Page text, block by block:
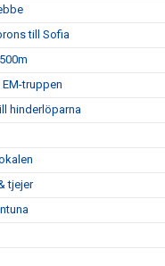
till Sofia
truppen
hinderlöparna
tjejer